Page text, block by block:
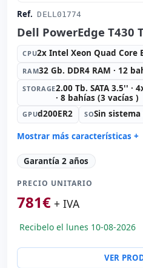
Ref. DELL01774
Dell PowerEdge T430
CPU2x Intel Xeon Quad Core
RAM32 Gb. DDR4 RAM · 12
STORAGE2.00 Tb. SATA 3.5'' ·
· 8 bahías (3 vacías )
GPUd200ER2 SOSin
Mostrar más características +
Connectivity: 2x RJ-45
Formato: Torre
Unidad óptica: DVD
Red: Broadcom 5720
Alimentación: 2x Fuentes
Otros: Embalaje hR
71x44.5x22
Garantía 2 años
PRECIO UNITARIO
781€ + IVA
Recibelo el lunes 10-08-2026
VER